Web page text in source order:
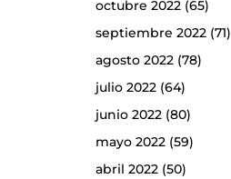
octubre 2022(65)
septiembre 2022(71)
agosto 2022(78)
julio 2022(64)
junio 2022(80)
mayo 2022(59)
abril 2022(50)